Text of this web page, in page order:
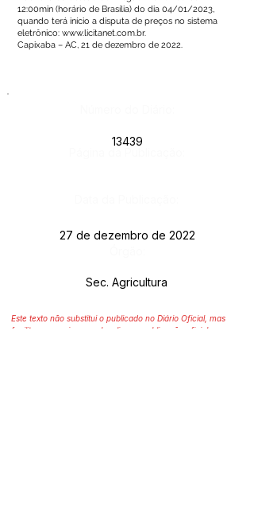
12:00min (horário de Brasília) do dia 04/01/2023,
quando terá início a disputa de preços no sistema
eletrônico: www.licitanet.com.br.
Capixaba – AC, 21 de dezembro de 2022.
13439
27 de dezembro de 2022
Sec. Agricultura
Este texto não substitui o publicado no Diário Oficial, mas
facilita a pesquisa para localizar a publicação oficial.